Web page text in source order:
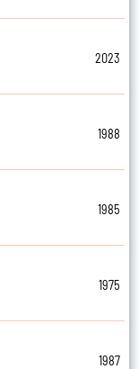
2023
1988
1985
1975
1987